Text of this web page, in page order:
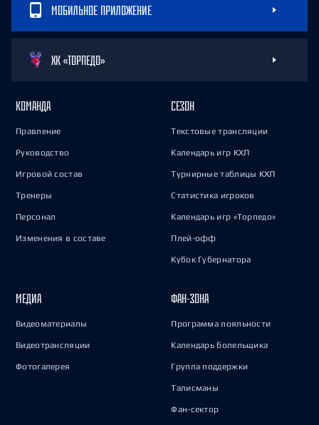
МОБИЛЬНОЕ ПРИЛОЖЕНИЕ
ХК «ТОРПЕДО»
КОМАНДА
Правление
Руководство
Игровой состав
Тренеры
Персонал
Изменения в составе
СЕЗОН
Текстовые трансляции
Календарь игр КХЛ
Турнирные таблицы КХЛ
Статистика игроков
Календарь игр «Торпедо»
Плей-офф
Кубок Губернатора
МЕДИА
Видеоматериалы
Видеотрансляции
Фотогалерея
ФАН-ЗОНА
Программа лояльности
Календарь болельщика
Группа поддержки
Талисманы
Фан-сектор